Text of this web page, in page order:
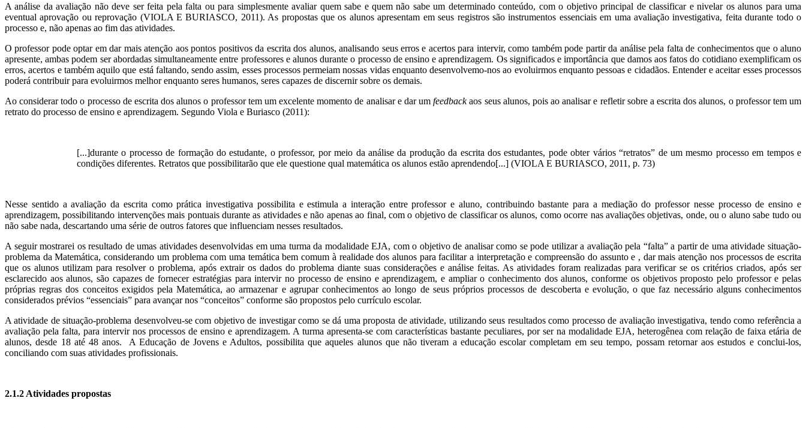
A análise da avaliação não deve ser feita pela falta ou para simplesmente avaliar quem sabe e quem não sabe um determinado conteúdo, com o objetivo principal de classificar e nivelar os alunos para uma
eventual aprovação ou reprovação (VIOLA E BURIASCO, 2011). As propostas que os alunos apresentam em seus registros são instrumentos essenciais em uma avaliação investigativa, feita durante todo o
processo e, não apenas ao fim das atividades.
O professor pode optar em dar mais atenção aos pontos positivos da escrita dos alunos, analisando seus erros e acertos para intervir, como também pode partir da análise pela falta de conhecimentos que o aluno
apresente, ambas podem ser abordadas simultaneamente entre professores e alunos durante o processo de ensino e aprendizagem. Os significados e importância que damos aos fatos do cotidiano exemplificam os
erros, acertos e também aquilo que está faltando, sendo assim, esses processos permeiam nossas vidas enquanto desenvolvemo-nos ao evoluirmos enquanto pessoas e cidadãos. Entender e aceitar esses processos
poderá contribuir para evoluirmos melhor enquanto seres humanos, seres capazes de discernir sobre os demais.
Ao considerar todo o processo de escrita dos alunos o professor tem um excelente momento de analisar e dar umfeedbackaos seus alunos, pois ao analisar e refletir sobre a escrita dos alunos, o professor tem um
retrato do processo de ensino e aprendizagem. Segundo Viola e Buriasco (2011):
[...]durante o processo de formação do estudante, o professor, por meio da análise da produção da escrita dos estudantes, pode obter vários “retratos” de um mesmo processo em tempos e
condições diferentes. Retratos que possibilitarão que ele questione qual matemática os alunos estão aprendendo[...] (VIOLA E BURIASCO, 2011, p. 73)
Nesse sentido a avaliação da escrita como prática investigativa possibilita e estimula a interação entre professor e aluno, contribuindo bastante para a mediação do professor nesse processo de ensino e
aprendizagem, possibilitando intervenções mais pontuais durante as atividades e não apenas ao final, com o objetivo de classificar os alunos, como ocorre nas avaliações objetivas, onde, ou o aluno sabe tudo ou
não sabe nada, descartando uma série de outros fatores que influenciam nesses resultados.
A seguir mostrarei os resultado de umas atividades desenvolvidas em uma turma da modalidade EJA, com o objetivo de analisar como se pode utilizar a avaliação pela “falta” a partir de uma atividade situação-
problema da Matemática, considerando um problema com uma temática bem comum à realidade dos alunos para facilitar a interpretação e compreensão do assunto e , dar mais atenção nos processos de escrita
que os alunos utilizam para resolver o problema, após extrair os dados do problema diante suas considerações e análise feitas. As atividades foram realizadas para verificar se os critérios criados, após ser
esclarecido aos alunos, são capazes de fornecer estratégias para intervir no processo de ensino e aprendizagem, e ampliar o conhecimento dos alunos, conforme os objetivos proposto pelo professor e pelas
próprias regras dos conceitos exigidos pela Matemática, ao armazenar e agrupar conhecimentos ao longo de seus próprios processos de descoberta e evolução, o que faz necessário alguns conhecimentos
considerados prévios “essenciais” para avançar nos “conceitos” conforme são propostos pelo currículo escolar.
A atividade de situação-problema desenvolveu-se com objetivo de investigar como se dá uma proposta de atividade, utilizando seus resultados como processo de avaliação investigativa, tendo como referência a
avaliação pela falta, para intervir nos processos de ensino e aprendizagem. A turma apresenta-se com características bastante peculiares, por ser na modalidade EJA, heterogênea com relação de faixa etária de
alunos, desde 18 até 48 anos. A Educação de Jovens e Adultos, possibilita que aqueles alunos que não tiveram a educação escolar completam em seu tempo, possam retornar aos estudos e conclui-los,
conciliando com suas atividades profissionais.
2.1.2 Atividades propostas